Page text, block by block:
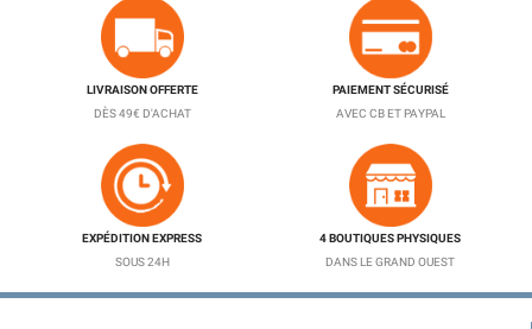
LIVRAISON OFFERTE
DÈS 49€ D'ACHAT
PAIEMENT SÉCURISÉ
AVEC CB ET PAYPAL
EXPÉDITION EXPRESS
SOUS 24H
4 BOUTIQUES PHYSIQUES
DANS LE GRAND OUEST